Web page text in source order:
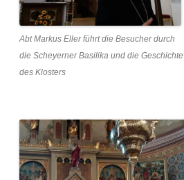
Abt Markus Eller führt die Besucher durch
die Scheyerner Basilika und die Geschichte
des Klosters